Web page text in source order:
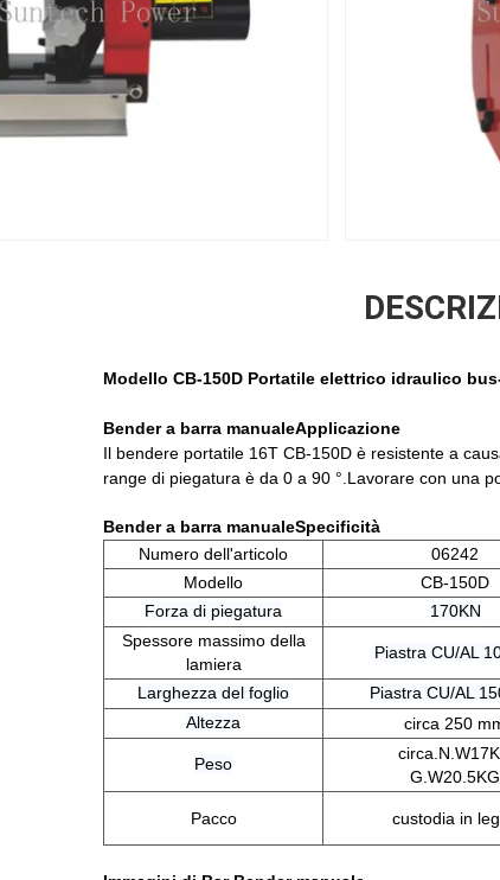
Modello CB-150D Portatile elettrico idraulico
Bender a barra manualeApplicazione
Il bendere portatile 16T CB-150D è resistente a
range di piegatura è da 0 a 90 °.Lavorare con una
Bender a barra manualeSpecificità
Numero dell'articolo
06242
Modello
CB-150D
Forza di piegatura
170KN
Spessore massimo della
lamiera
Piastra CU/AL
Larghezza del foglio Piastra CU/AL
Altezza
circa 250
Peso
G.W20.5KG
Pacco custodia in